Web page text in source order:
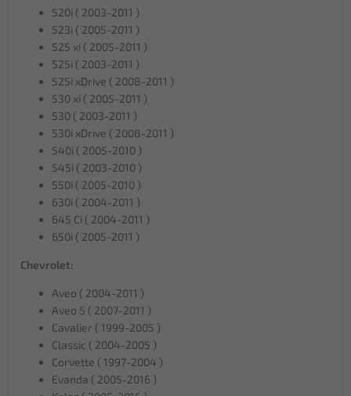
520i ( 2003-2011 )
523i ( 2005-2011 )
525 xi ( 2005-2011 )
525i ( 2003-2011 )
525i xDrive ( 2008-2011 )
530 xi ( 2005-2011 )
530 ( 2003-2011 )
530i xDrive ( 2008-2011 )
540i ( 2005-2010 )
545i ( 2003-2010 )
550i ( 2005-2010 )
630i ( 2004-2011 )
645 Ci ( 2004-2011 )
650i ( 2005-2011 )
Chevrolet:
Aveo ( 2004-2011 )
Aveo 5 ( 2007-2011 )
Cavalier ( 1999-2005 )
Classic ( 2004-2005 )
Corvette ( 1997-2004 )
Evanda ( 2005-2016 )